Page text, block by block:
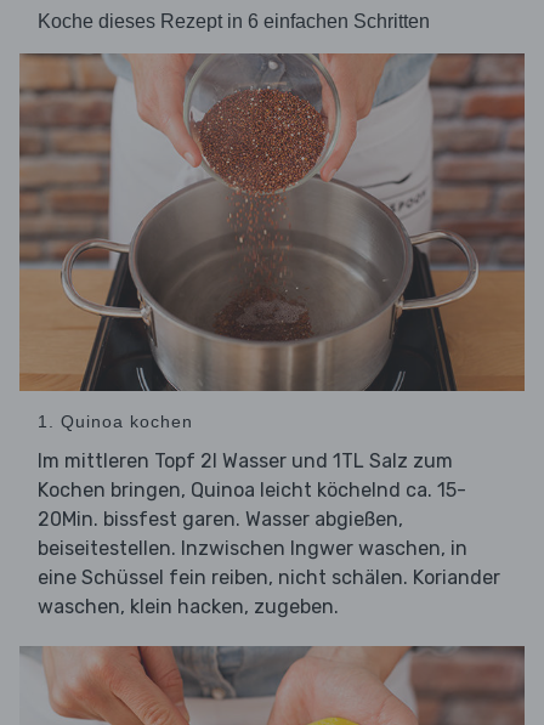
Koche dieses Rezept in 6 einfachen Schritten
1. Quinoa kochen
Im mittleren Topf 2l Wasser und 1TL Salz zum
Kochen bringen, Quinoa leicht köchelnd ca. 15-
20Min. bissfest garen. Wasser abgießen,
beiseitestellen. Inzwischen Ingwer waschen, in
eine Schüssel fein reiben, nicht schälen. Koriander
waschen, klein hacken, zugeben.